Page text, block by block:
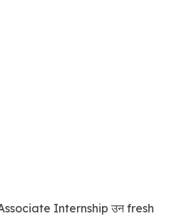
Internship उन fresh